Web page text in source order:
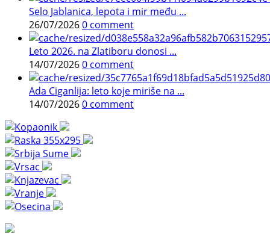
Selo Jablanica, lepota i mir među ...
26/07/20260 comment
Leto 2026. na Zlatiboru donosi ...
14/07/20260 comment
Ada Ciganlija: leto koje miriše na ...
14/07/20260 comment